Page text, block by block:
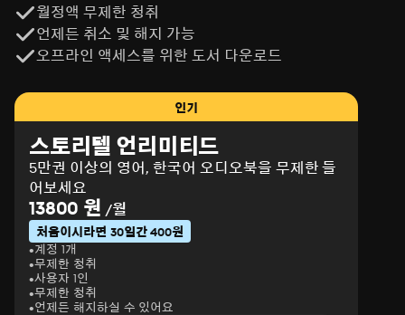
월정액 무제한 청취
언제든 취소 및 해지 가능
오프라인 액세스를 위한 도서 다운로드
인기
스토리텔 언리미티드
5만권 이상의 영어, 한국어 오디오북을 무제한 들
어보세요
13800 원 /월
처음이시라면 30일간 400원
계정 1개
무제한 청취
사용자 1인
무제한 청취
언제든 해지하실 수 있어요